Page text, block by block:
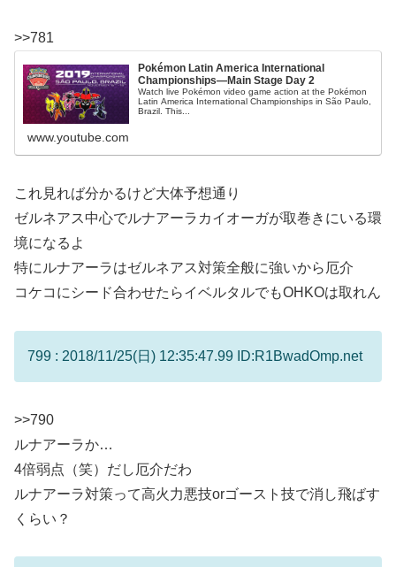
>>781
Pokémon Latin America International
Championships—Main Stage Day 2
Watch live Pokémon video game action at the Pokémon
Latin America International Championships in São Paulo,
Brazil. This...
www.youtube.com
これ見れば分かるけど大体予想通り
ゼルネアス中心でルナアーラカイオーガが取巻きにいる環
境になるよ
特にルナアーラはゼルネアス対策全般に強いから厄介
コケコにシード合わせたらイベルタルでもOHKOは取れん
799 : 2018/11/25(日) 12:35:47.99 ID:R1BwadOmp.net
>>790
ルナアーラか…
4倍弱点（笑）だし厄介だわ
ルナアーラ対策って高火力悪技orゴースト技で消し飛ばす
くらい？